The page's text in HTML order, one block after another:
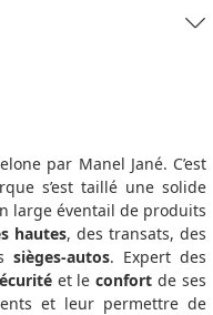
par Manel Jané. C’est
s’est taillé une solide
large éventail de produits
hautes, des transats, des
sièges-autos. Expert des
et leconfortde ses
et leur permettre de